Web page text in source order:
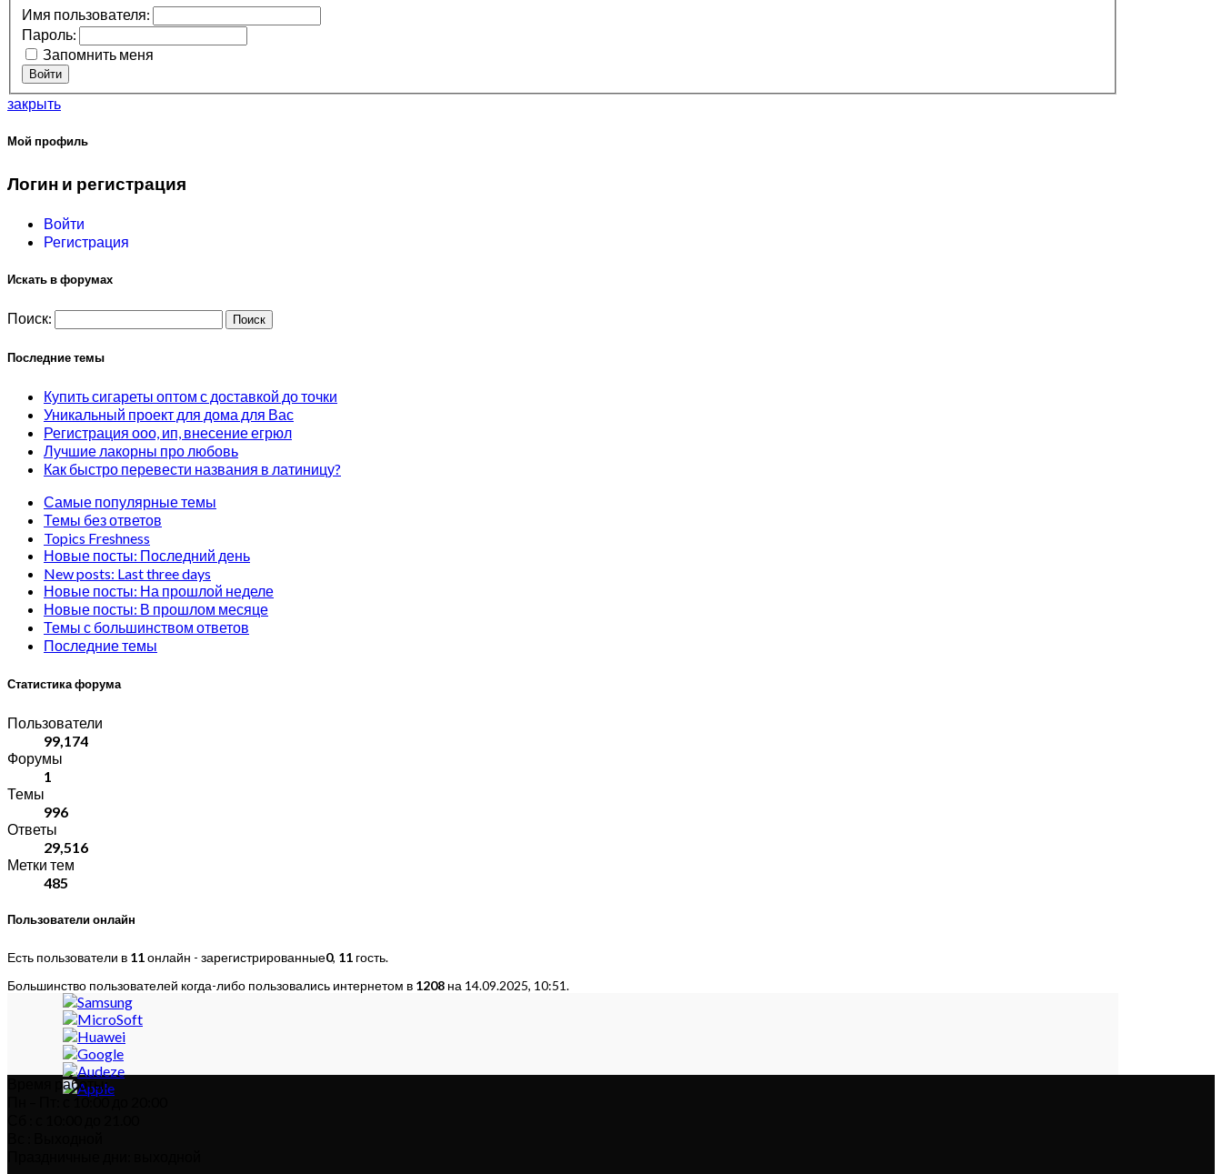
Имя пользователя:
Пароль:
Запомнить меня
Войти
закрыть
Мой профиль
Логин и регистрация
Войти
Регистрация
Искать в форумах
Поиск:
Последние темы
Купить сигареты оптом с доставкой до точки
Уникальный проект для дома для Вас
Регистрация ооо, ип, внесение егрюл
Лучшие лакорны про любовь
Как быстро перевести названия в латиницу?
Самые популярные темы
Темы без ответов
Topics Freshness
Новые посты: Последний день
New posts: Last three days
Новые посты: На прошлой неделе
Новые посты: В прошлом месяце
Темы с большинством ответов
Последние темы
Статистика форума
Пользователи
99,174
Форумы
1
Темы
996
Ответы
29,516
Метки тем
485
Пользователи онлайн
Есть пользователи в 11онлайн - зарегистрированные0, 11 гость.
Большинство пользователей когда-либо пользовались интернетом в 1208 на 14.09.2025, 10:51.
Время работы:
Пн – Пт: с 10:00 до 20:00